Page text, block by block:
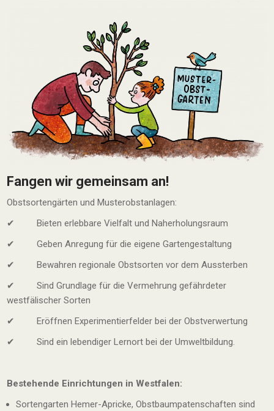
Fangen wir gemeinsam an!
Obstsortengärten und Musterobstanlagen:
✔ Bieten erlebbare Vielfalt und Naherholungsraum
✔ Geben Anregung für die eigene Gartengestaltung
✔ Bewahren regionale Obstsorten vor dem Aussterben
✔ Sind Grundlage für die Vermehrung gefährdeter
westfälischer Sorten
✔ Eröffnen Experimentierfelder bei der Obstverwertung
✔ Sind ein lebendiger Lernort bei der Umweltbildung.
Bestehende Einrichtungen in Westfalen:
Sortengarten Hemer-Apricke, Obstbaumpatenschaften sind